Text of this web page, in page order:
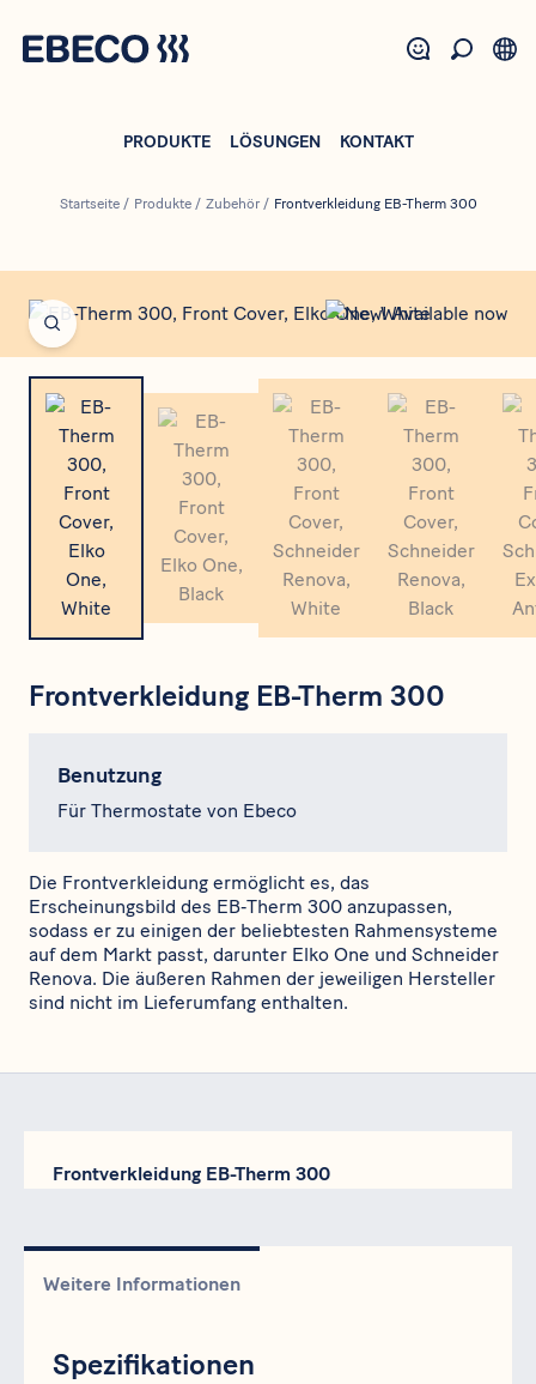
zum
PRODUKTE LÖSUNGEN KONTAKT
Startseite/ Produkte/ Zubehör/ Frontverkleidung EB-Therm 300
Open fullscreen
Frontverkleidung EB-Therm 300
Benutzung
Für Thermostate von Ebeco
Die Frontverkleidung ermöglicht es, das
Erscheinungsbild des EB‑Therm 300 anzupassen,
sodass er zu einigen der beliebtesten Rahmensysteme
auf dem Markt passt, darunter Elko One und Schneider
Renova. Die äußeren Rahmen der jeweiligen Hersteller
sind nicht im Lieferumfang enthalten.
Frontverkleidung EB-Therm 300
Weitere Informationen
Spezifikationen